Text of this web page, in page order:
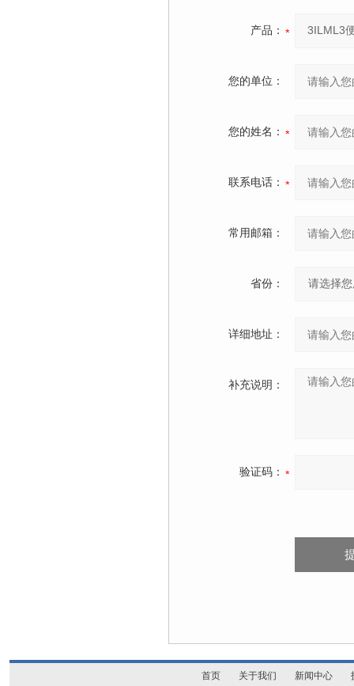
产品：
您的单位：
您的姓名：
联系电话：
常用邮箱：
省份：
详细地址：
补充说明：
验证码：
首页 关于我们 新闻中心